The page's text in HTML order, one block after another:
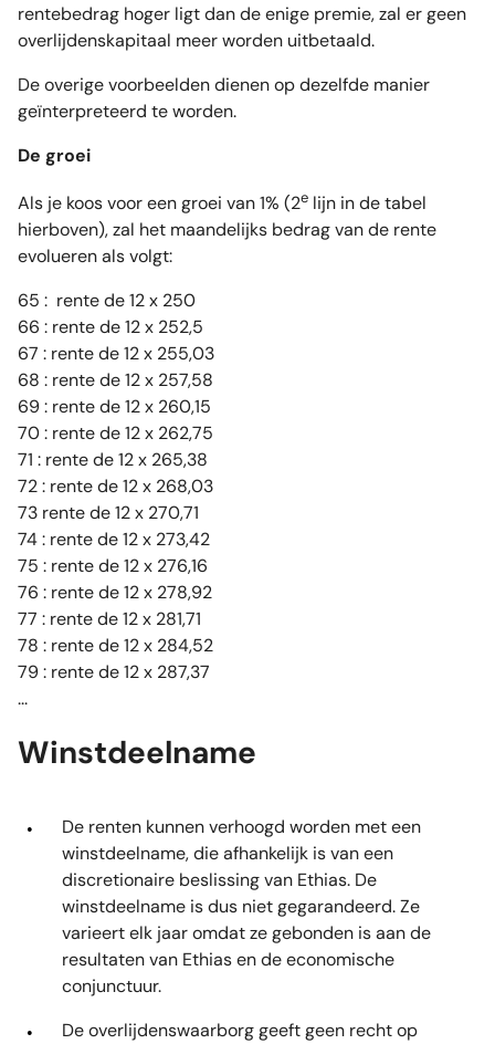
rentebedrag hoger ligt dan de enige premie, zal er geen
overlijdenskapitaal meer worden uitbetaald.
De overige voorbeelden dienen op dezelfde manier
geïnterpreteerd te worden.
De groei
Als je koos voor een groei van 1% (2e lijn in de tabel
hierboven), zal het maandelijks bedrag van de rente
evolueren als volgt:
65 : rente de 12 x 250
66 : rente de 12 x 252,5
67 : rente de 12 x 255,03
68 : rente de 12 x 257,58
69 : rente de 12 x 260,15
70 : rente de 12 x 262,75
71 : rente de 12 x 265,38
72 : rente de 12 x 268,03
73 rente de 12 x 270,71
74 : rente de 12 x 273,42
75 : rente de 12 x 276,16
76 : rente de 12 x 278,92
77 : rente de 12 x 281,71
78 : rente de 12 x 284,52
79 : rente de 12 x 287,37
...
Winstdeelname
De renten kunnen verhoogd worden met een
winstdeelname, die afhankelijk is van een
discretionaire beslissing van Ethias. De
winstdeelname is dus niet gegarandeerd. Ze
varieert elk jaar omdat ze gebonden is aan de
resultaten van Ethias en de economische
conjunctuur.
De overlijdenswaarborg geeft geen recht op